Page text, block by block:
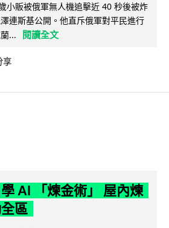
小販被俄軍無人機追擊近 40 秒後被炸
連斯基公開。他直斥俄軍對平民進行
...
閱讀全文
享
AI 「煉金術」 屋內煉
區